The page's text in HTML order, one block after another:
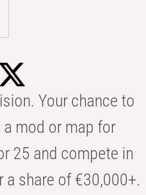
Your chance to
mod or map for
25 and compete in
share of €30,000+.